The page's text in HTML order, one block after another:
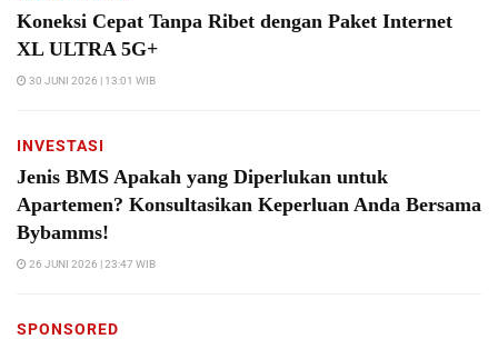
Koneksi Cepat Tanpa Ribet dengan Paket Internet
XL ULTRA 5G+
30 JUNI 2026 | 13:01 WIB
INVESTASI
Jenis BMS Apakah yang Diperlukan untuk
Apartemen? Konsultasikan Keperluan Anda Bersama
Bybamms!
26 JUNI 2026 | 23:47 WIB
SPONSORED